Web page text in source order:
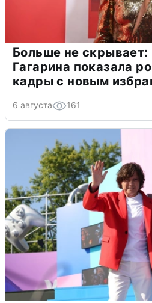
Больше не скрывает:
Гагарина показала
кадры с новым
6 августа 161